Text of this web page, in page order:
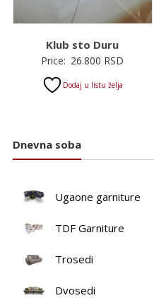
Klub sto Duru
Price: 26.800 RSD
Dodaj u listu želja
Dnevna soba
Ugaone garniture
TDF Garniture
Trosedi
Dvosedi